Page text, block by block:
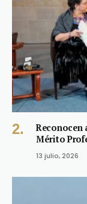
Reconocen
Mérito
13 julio, 2026